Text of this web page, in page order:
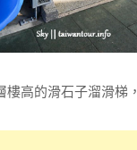
高的滑石子溜滑梯，